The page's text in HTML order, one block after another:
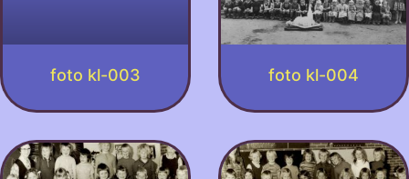
foto kl-003 foto kl-004